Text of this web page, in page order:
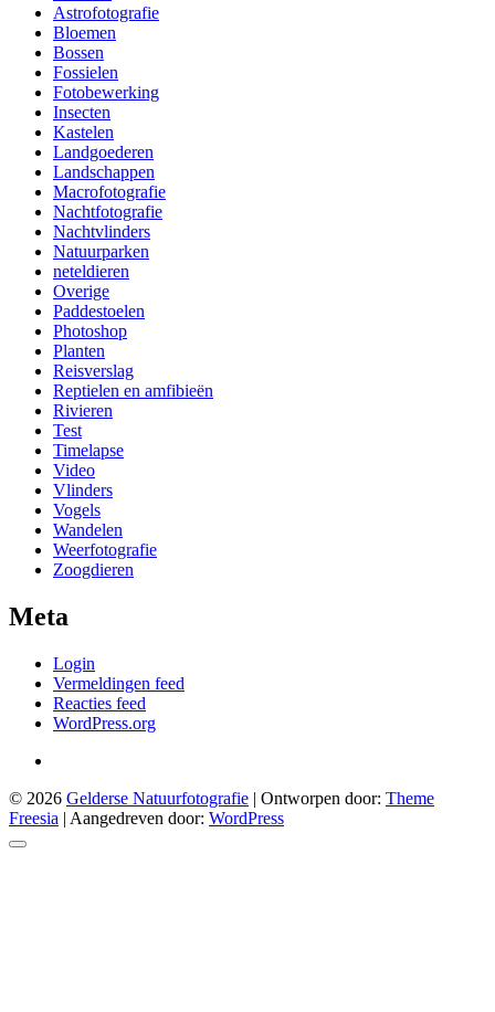
Astrofotografie
Bloemen
Bossen
Fossielen
Fotobewerking
Insecten
Kastelen
Landgoederen
Landschappen
Macrofotografie
Nachtfotografie
Nachtvlinders
Natuurparken
neteldieren
Overige
Paddestoelen
Photoshop
Planten
Reisverslag
Reptielen en amfibieën
Rivieren
Test
Timelapse
Video
Vlinders
Vogels
Wandelen
Weerfotografie
Zoogdieren
Meta
Login
Vermeldingen feed
Reacties feed
WordPress.org
© 2026 Gelderse Natuurfotografie | Ontworpen door: Theme
Freesia | Aangedreven door: WordPress